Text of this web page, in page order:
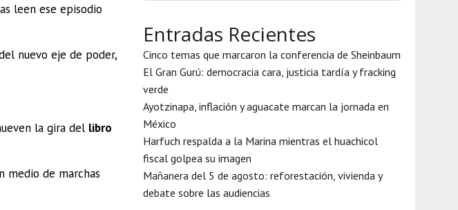
leen ese episodio
nuevo eje de poder,
la gira del libro
medio de marchas
Entradas Recientes
Cinco temas que marcaron la conferencia de Sheinbaum
El Gran Gurú: democracia cara, justicia tardía y fracking
verde
Ayotzinapa, inflación y aguacate marcan la jornada en
México
Harfuch respalda a la Marina mientras el huachicol
fiscal golpea su imagen
Mañanera del 5 de agosto: reforestación, vivienda y
debate sobre las audiencias